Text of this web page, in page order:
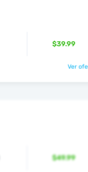
$39.99
Ver
$49.99